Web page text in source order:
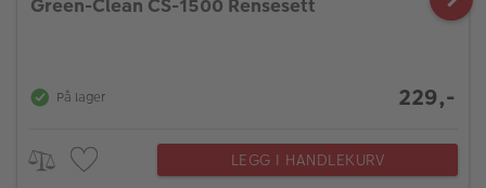
Green-Clean CS-1500 Rensesett
På lager 229,-
LEGG I HANDLEKURV